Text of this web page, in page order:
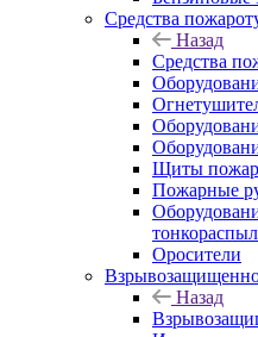
Средства
Назад
Средства
Щиты
Пожарные
Оросители
Назад